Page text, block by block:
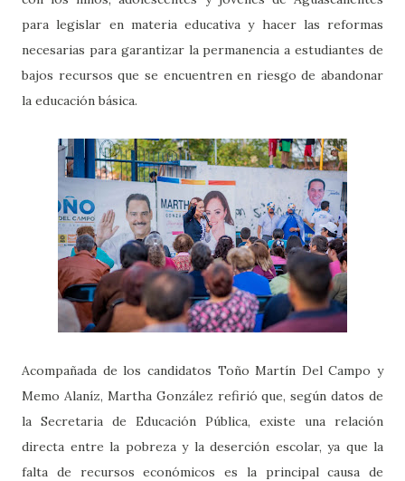
para legislar en materia educativa y hacer las reformas
necesarias para garantizar la permanencia a estudiantes de
bajos recursos que se encuentren en riesgo de abandonar
la educación básica.
Acompañada de los candidatos Toño Martín Del Campo y
Memo Alaníz, Martha González refirió que, según datos de
la Secretaria de Educación Pública, existe una relación
directa entre la pobreza y la deserción escolar, ya que la
falta de recursos económicos es la principal causa de